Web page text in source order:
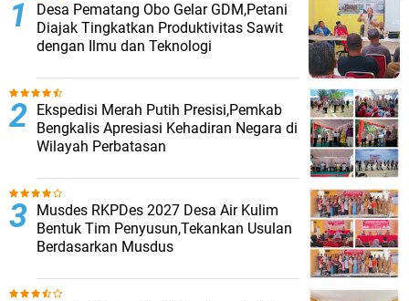
Desa Pematang Obo Gelar GDM,Petani
Diajak Tingkatkan Produktivitas Sawit
dengan Ilmu dan Teknologi
Ekspedisi Merah Putih Presisi,Pemkab
Bengkalis Apresiasi Kehadiran Negara di
Wilayah Perbatasan
Musdes RKPDes 2027 Desa Air Kulim
Bentuk Tim Penyusun,Tekankan Usulan
Berdasarkan Musdus